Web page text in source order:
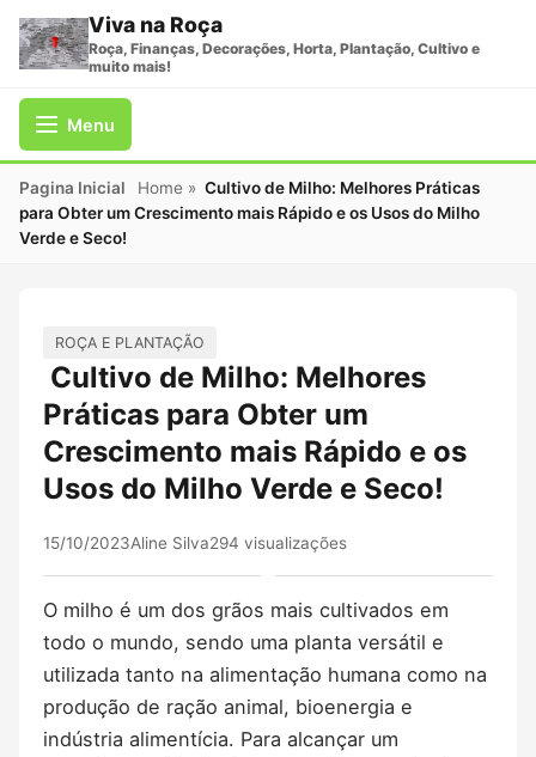
Viva na Roça
Roça, Finanças, Decorações, Horta, Plantação, Cultivo e
muito mais!
Menu
Pagina Inicial Home » Cultivo de Milho: Melhores Práticas
para Obter um Crescimento mais Rápido e os Usos do Milho
Verde e Seco!
ROÇA E PLANTAÇÃO
Cultivo de Milho: Melhores
Práticas para Obter um
Crescimento mais Rápido e os
Usos do Milho Verde e Seco!
15/10/2023Aline Silva294 visualizações
O milho é um dos grãos mais cultivados em
todo o mundo, sendo uma planta versátil e
utilizada tanto na alimentação humana como na
produção de ração animal, bioenergia e
indústria alimentícia. Para alcançar um